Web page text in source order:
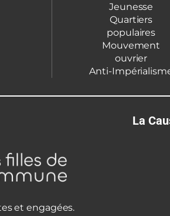
Jeunesse
Quartiers
populaires
Mouvement
ouvrier
Anti-
La
et engagées.